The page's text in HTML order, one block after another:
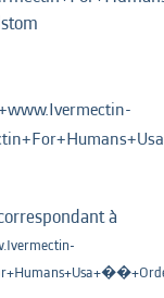
à